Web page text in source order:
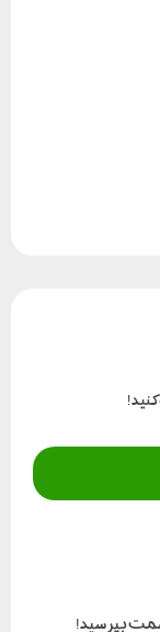
بپرسید!